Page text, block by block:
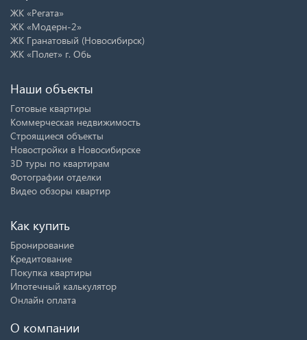
ЖК «Регата»
ЖК «Модерн-2»
ЖК Гранатовый (Новосибирск)
ЖК «Полет» г. Обь
Наши объекты
Готовые квартиры
Коммерческая недвижимость
Строящиеся объекты
Новостройки в Новосибирске
3D туры по квартирам
Фотографии отделки
Видео обзоры квартир
Как купить
Бронирование
Кредитование
Покупка квартиры
Ипотечный калькулятор
Онлайн оплата
О компании